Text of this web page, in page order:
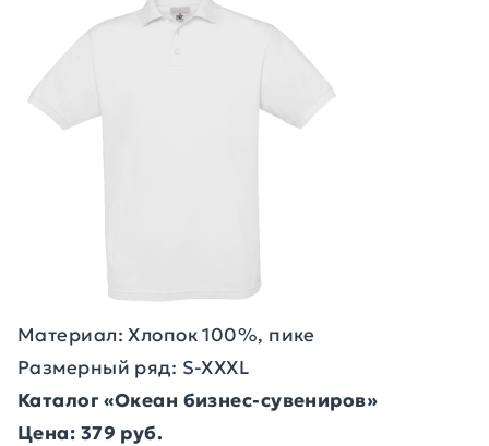
Материал: Хлопок 100%, пике
Размерный ряд: S-XXXL
Каталог «Океан бизнес-сувениров»
Цена: 379 руб.